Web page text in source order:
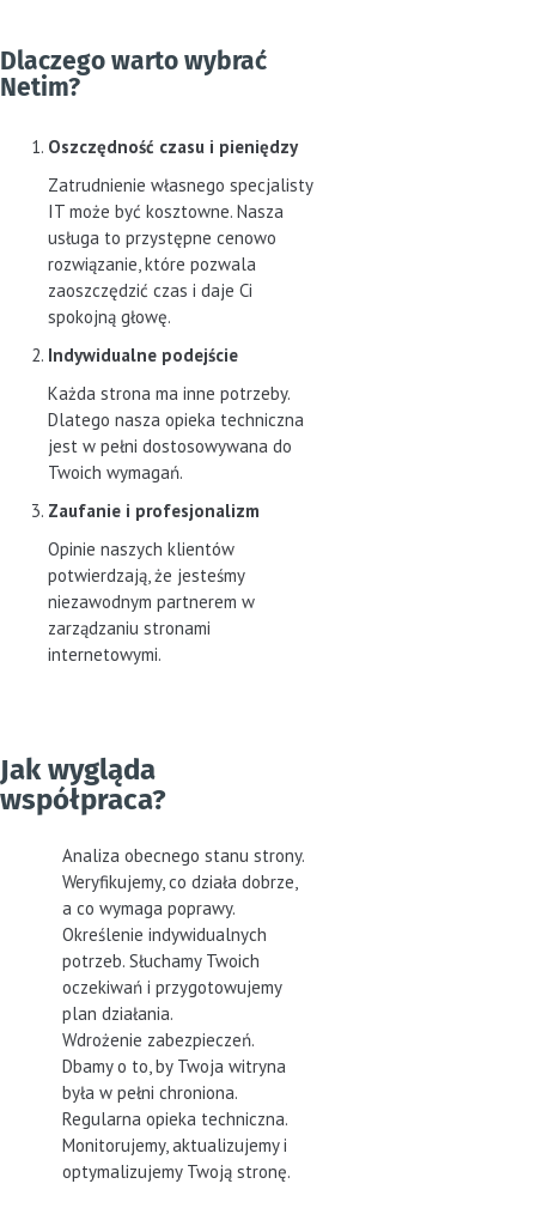
Dlaczego warto wybrać
Netim?
Oszczędność czasu i pieniędzy
Zatrudnienie własnego specjalisty
IT może być kosztowne. Nasza
usługa to przystępne cenowo
rozwiązanie, które pozwala
zaoszczędzić czas i daje Ci
spokojną głowę.
Indywidualne podejście
Każda strona ma inne potrzeby.
Dlatego nasza opieka techniczna
jest w pełni dostosowywana do
Twoich wymagań.
Zaufanie i profesjonalizm
Opinie naszych klientów
potwierdzają, że jesteśmy
niezawodnym partnerem w
zarządzaniu stronami
internetowymi.
Jak wygląda
współpraca?
Analiza obecnego stanu strony.
Weryfikujemy, co działa dobrze,
a co wymaga poprawy.
Określenie indywidualnych
potrzeb. Słuchamy Twoich
oczekiwań i przygotowujemy
plan działania.
Wdrożenie zabezpieczeń.
Dbamy o to, by Twoja witryna
była w pełni chroniona.
Regularna opieka techniczna.
Monitorujemy, aktualizujemy i
optymalizujemy Twoją stronę.